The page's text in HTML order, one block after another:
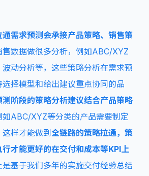
需求预测会承接产品策略、销售策
售数据做很多分析，例如ABC/XYZ
动分析等，这些策略分析在需求预
择模型和给出建议重点协同的品
测阶段的策略分析建议结合产品策略
如ABC/XYZ等分类的产品需要制定
样才能做到全链路的策略拉通，策
才能更好的在交付和成本等KPI上
是基于我们多年的实施交付经验总结